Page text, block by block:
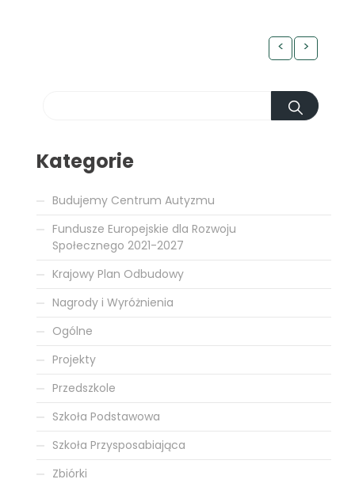
< >
Kategorie
Budujemy Centrum Autyzmu
Fundusze Europejskie dla Rozwoju
Społecznego 2021-2027
Krajowy Plan Odbudowy
Nagrody i Wyróżnienia
Ogólne
Projekty
Przedszkole
Szkoła Podstawowa
Szkoła Przysposabiająca
Zbiórki